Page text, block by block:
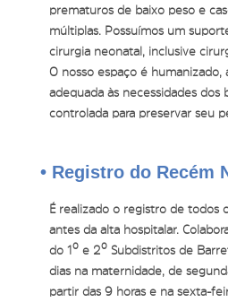
prematuros de baixo peso e
múltiplas. Possuímos um
cirurgia neonatal, inclusive
O nosso espaço é humanizado,
adequada às necessidades dos
controlada para preservar seu
• Registro do Recém
É realizado o registro de todos
antes da alta hospitalar.
do 1º e 2º Subdistritos de
dias na maternidade, de
partir das 9 horas e na sexta-